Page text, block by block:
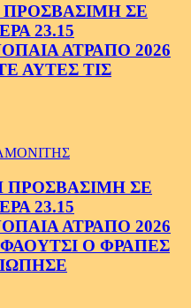
ΣΕ
23.15
ΑΤΡΑΠΟ 2026
ΑΥΤΕΣ ΤΙΣ
ΣΕ
23.15
ΑΤΡΑΠΟ 2026
Ο ΦΡΑΠΕΣ